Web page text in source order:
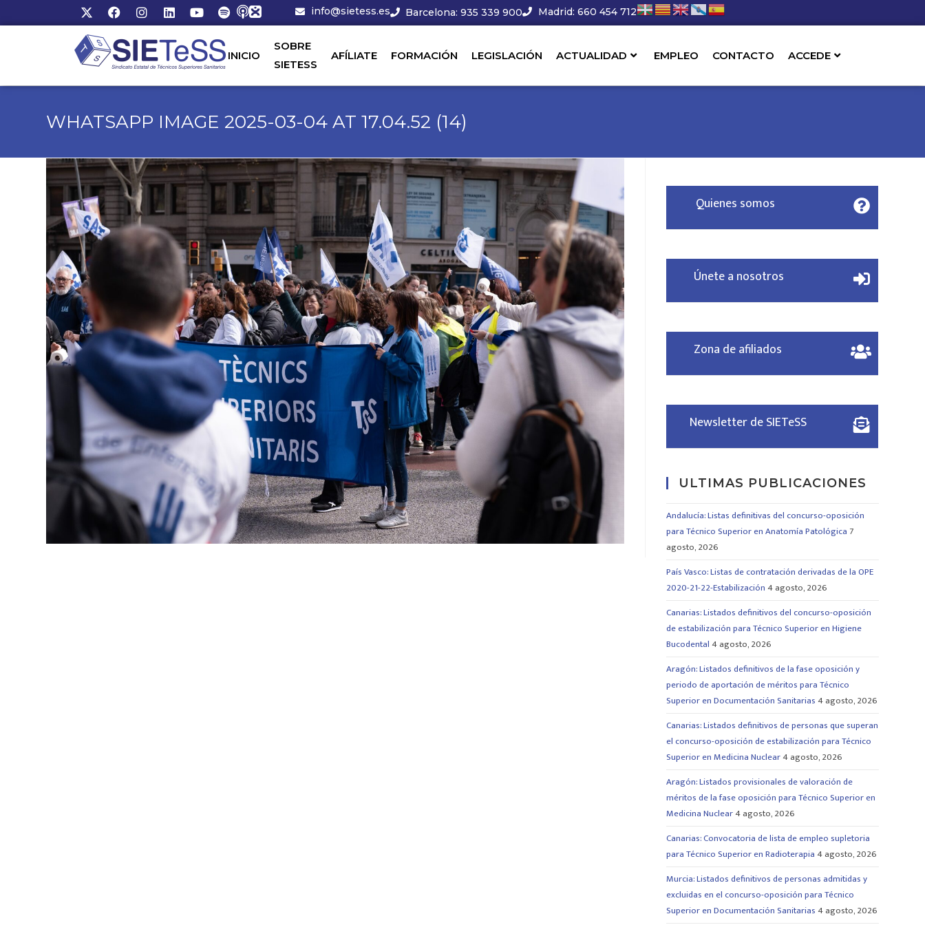
info@sietess.es Barcelona: 935 339 900 Madrid: 660 454 712
INICIO
SOBRE
SIETESS
AFÍLIATE FORMACIÓN LEGISLACIÓN ACTUALIDAD EMPLEO CONTACTO ACCEDE
WHATSAPP IMAGE 2025-03-04 AT 17.04.52 (14)
Quienes somos
Únete a nosotros
Zona de afiliados
Newsletter de SIETeSS
ULTIMAS PUBLICACIONES
Andalucía: Listas definitivas del concurso-oposición
para Técnico Superior en Anatomía Patológica 7
agosto, 2026
País Vasco: Listas de contratación derivadas de la OPE
2020-21-22-Estabilización4 agosto, 2026
Canarias: Listados definitivos del concurso-oposición
de estabilización para Técnico Superior en Higiene
Bucodental4 agosto, 2026
Aragón: Listados definitivos de la fase oposición y
periodo de aportación de méritos para Técnico
Superior en Documentación Sanitarias4 agosto, 2026
Canarias: Listados definitivos de personas que superan
el concurso-oposición de estabilización para Técnico
Superior en Medicina Nuclear4 agosto, 2026
Aragón: Listados provisionales de valoración de
méritos de la fase oposición para Técnico Superior en
Medicina Nuclear4 agosto, 2026
Canarias: Convocatoria de lista de empleo supletoria
para Técnico Superior en Radioterapia4 agosto, 2026
Murcia: Listados definitivos de personas admitidas y
excluidas en el concurso-oposición para Técnico
Superior en Documentación Sanitarias4 agosto, 2026